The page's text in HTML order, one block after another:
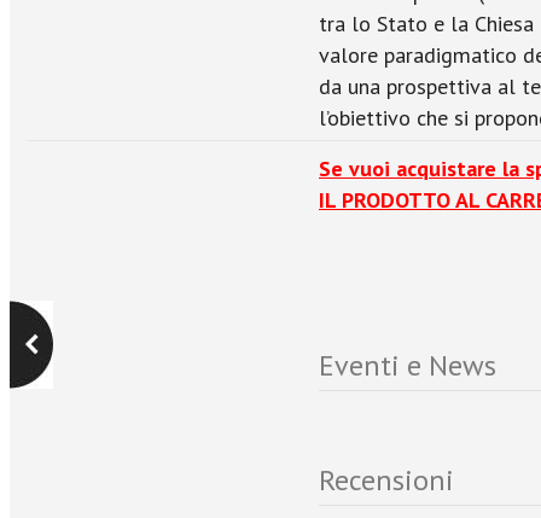
tra lo Stato e la
valore paradigmatico
da una prospettiva al
l’obiettivo che si
Se vuoi acquistare la
IL PRODOTTO AL
Eventi e News
Recensioni